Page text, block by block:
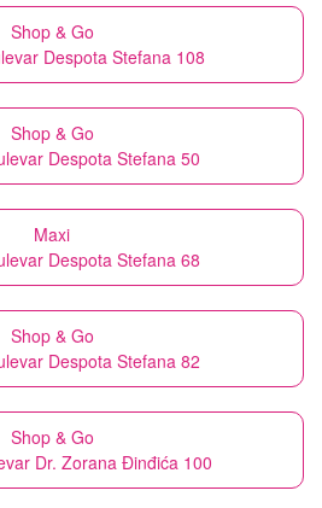
Shop & Go
Despota Stefana 108
Shop & Go
Despota Stefana 50
Maxi
Despota Stefana 68
Shop & Go
Despota Stefana 82
Shop & Go
Dr. Zorana Đinđića 100